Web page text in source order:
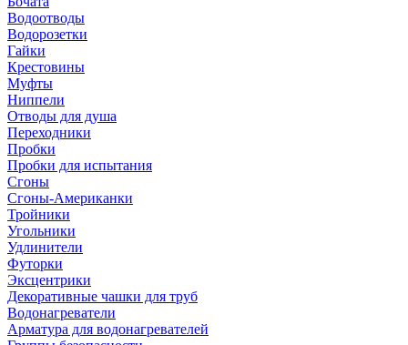
Водоотводы
Водорозетки
Гайки
Крестовины
Муфты
Ниппели
Отводы для душа
Переходники
Пробки
Пробки для испытания
Сгоны
Сгоны-Американки
Тройники
Угольники
Удлинители
Футорки
Эксцентрики
Декоративные чашки для труб
Водонагреватели
Арматура для водонагревателей